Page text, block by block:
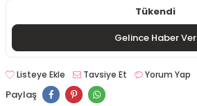
Tükendi
Gelince Haber Ver
Listeye Ekle Tavsiye Et Yorum Yap
Paylaş